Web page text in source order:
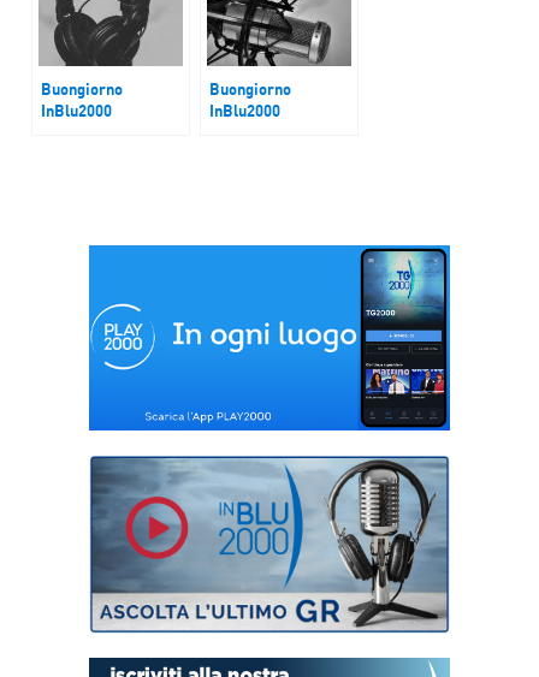
Buongiorno
InBlu2000
Buongiorno
InBlu2000